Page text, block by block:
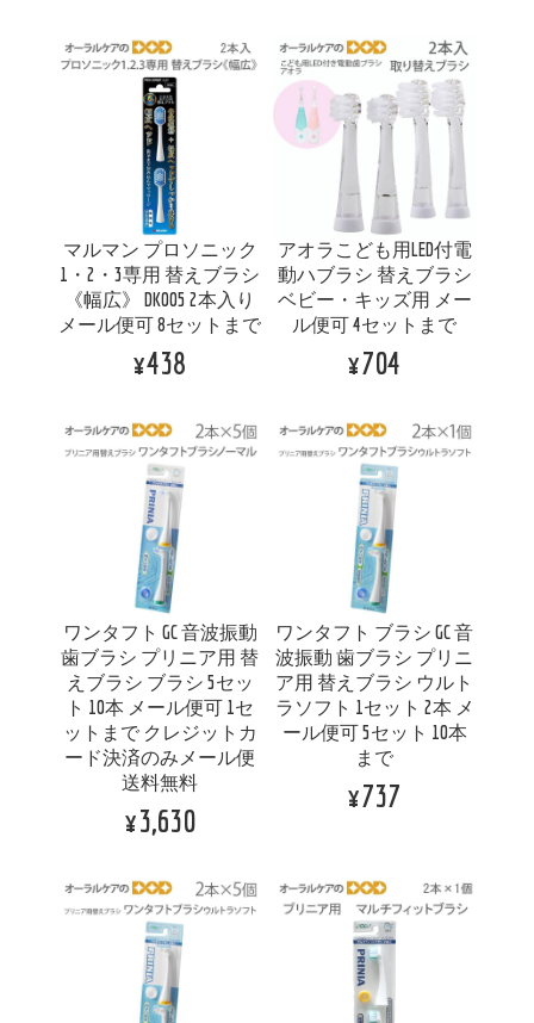
マルマン プロソニック
1・2・3専用 替えブラシ
《幅広》 DK005 2本入り
メール便可 8セットまで
¥438
アオラこども用LED付電
動ハブラシ 替えブラシ
ベビー・キッズ用 メー
ル便可 4セットまで
¥704
ワンタフト GC 音波振動
歯ブラシ プリニア用 替
えブラシ ブラシ 5セッ
ト 10本 メール便可 1セ
ットまで クレジットカ
ード決済のみメール便
送料無料
¥3,630
ワンタフト ブラシ GC 音
波振動 歯ブラシ プリニ
ア用 替えブラシ ウルト
ラソフト 1セット 2本 メ
ール便可 5セット 10本
まで
¥737